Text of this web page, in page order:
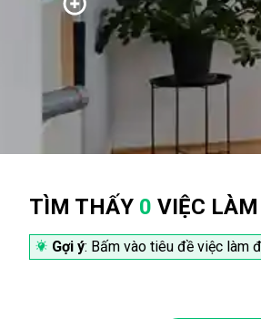
TÌM THẤY 0 VIỆC
Gợi ý: Bấm vào tiêu đề việc làm